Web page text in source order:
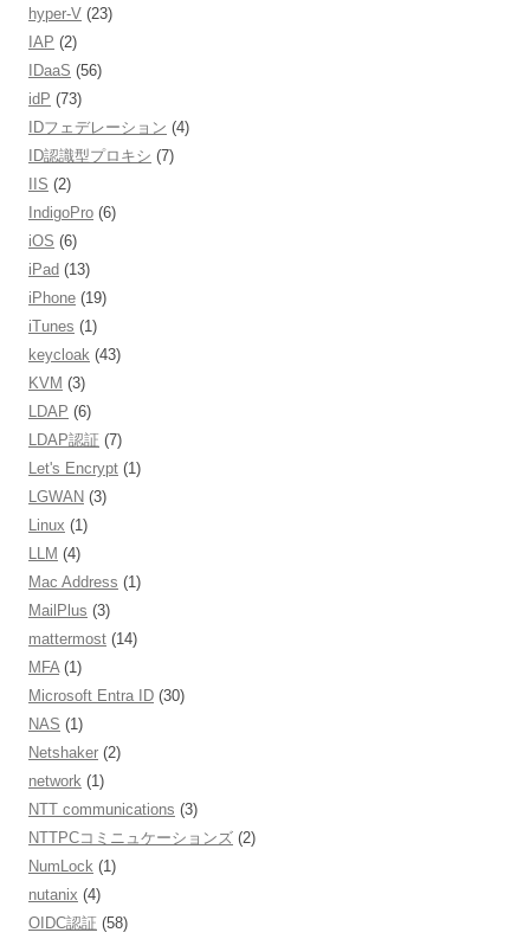
hyper-V (23)
IAP (2)
IDaaS (56)
idP (73)
IDフェデレーション (4)
ID認識型プロキシ (7)
IIS (2)
IndigoPro (6)
iOS (6)
iPad (13)
iPhone (19)
iTunes (1)
keycloak (43)
KVM (3)
LDAP (6)
LDAP認証 (7)
Let's Encrypt (1)
LGWAN (3)
Linux (1)
LLM (4)
Mac Address (1)
MailPlus (3)
mattermost (14)
MFA (1)
Microsoft Entra ID (30)
NAS (1)
Netshaker (2)
network (1)
NTT communications (3)
NTTPCコミニュケーションズ (2)
NumLock (1)
nutanix (4)
OIDC認証 (58)